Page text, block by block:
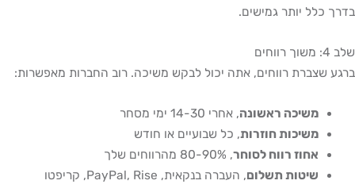
בדרך כלל יותר גמישים.
שלב 4: משוך רווחים
ברגע שצברת רווחים, אתה יכול לבקש משיכה. רוב החברות מאפשרות:
משיכה ראשונה, אחרי 14-30 ימי מסחר
משיכות חוזרות, כל שבועיים או חודש
אחוז רווח לסוחר, 80-90% מהרווחים שלך
שיטות תשלום, העברה בנקאית, PayPal, Rise, קריפטו